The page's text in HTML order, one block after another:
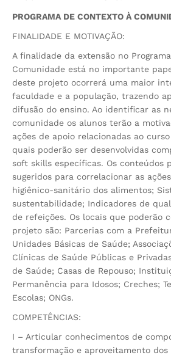
PROGRAMA DE CONTEXTO À
FINALIDADE E MOTIVAÇÃO:
A finalidade da extensão no
Comunidade está no importante
deste projeto ocorrerá uma maior
faculdade e a população, trazendo
difusão do ensino. Ao identificar as
comunidade os alunos terão a
ações de apoio relacionadas ao
quais poderão ser desenvolvidas
soft skills específicas. Os conteúdos
sugeridos para correlacionar as
higiênico-sanitário dos alimentos;
sustentabilidade; Indicadores de
de refeições. Os locais que poderão
projeto são: Parcerias com a
Unidades Básicas de Saúde;
Clínicas de Saúde Públicas e
de Saúde; Casas de Repouso;
Permanência para Idosos; Creches;
Escolas; ONGs.
COMPETÊNCIAS:
I – Articular conhecimentos de
transformação e aproveitamento dos